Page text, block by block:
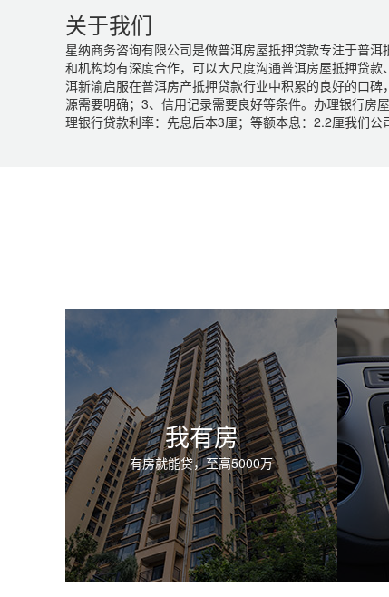
关于我们
星纳商务咨询有限公司是做普洱房屋抵押贷款专注于普
和机构均有深度合作，可以大尺度沟通普洱房屋抵押贷
洱新渝启服在普洱房产抵押贷款行业中积累的良好的口
源需要明确；3、信用记录需要良好等条件。办理银行房
理银行贷款利率：先息后本3厘；等额本息：2.2厘我们
我有房
有房就能贷，至高5000万